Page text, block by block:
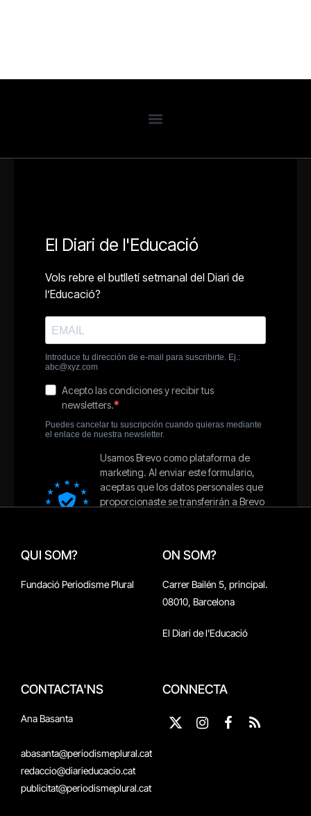
QUI SOM?
Fundació Periodisme Plural
ON SOM?
Carrer Bailén 5, principal.
08010, Barcelona
El Diari de l'Educació
CONTACTA'NS
Ana Basanta
abasanta@periodismeplural.cat
redaccio@diarieducacio.cat
publicitat@periodismeplural.cat
CONNECTA
X
InstagramFacebook
RSS